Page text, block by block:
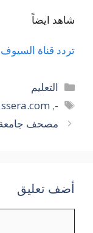
شاهد ايضاً
تردد قناة السيوف 2021 الجديد
التصنيفات
التعليم
الوسوم-
,
مصحف جامعة
أضف تعليق